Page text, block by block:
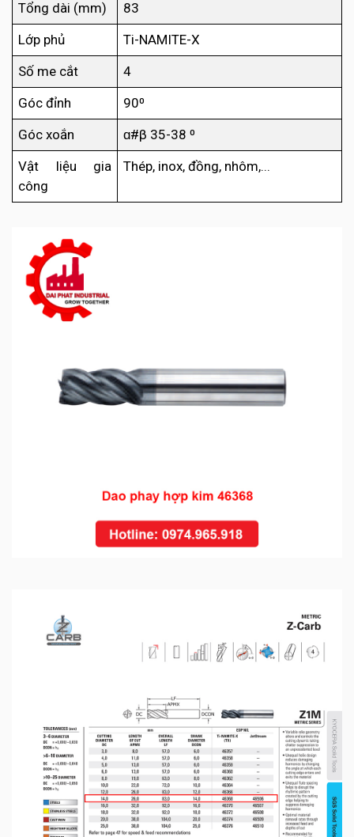
Tổng dài (mm)
83
Lớp phủ
Ti-NAMITE-X
Số me cắt
4
Góc đỉnh
90⁰
Góc xoắn
ɑ#β 35-38 ⁰
Vật liệu gia
công
Thép, inox, đồng, nhôm,...